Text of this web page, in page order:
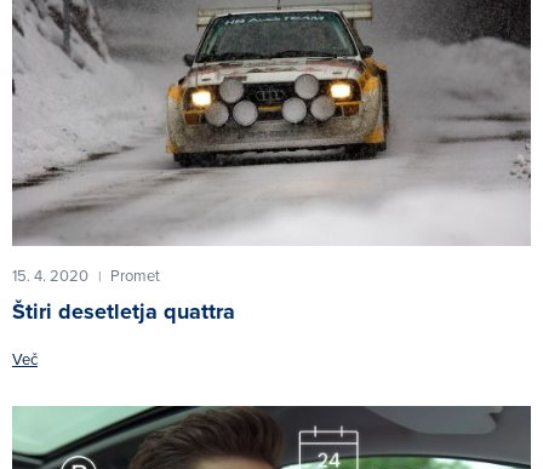
15. 4. 2020 | Promet
Štiri desetletja quattra
Več